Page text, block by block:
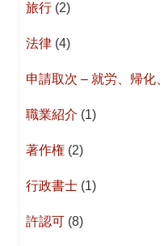
旅行 (2)
法律 (4)
申請取次 – 就労、帰化
職業紹介 (1)
著作権 (2)
行政書士 (1)
許認可 (8)